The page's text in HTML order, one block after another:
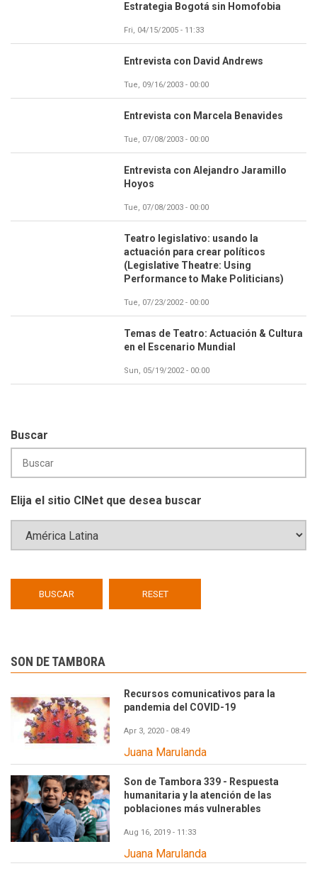
Estrategia Bogotá sin Homofobia
Fri, 04/15/2005 - 11:33
Entrevista con David Andrews
Tue, 09/16/2003 - 00:00
Entrevista con Marcela Benavides
Tue, 07/08/2003 - 00:00
Entrevista con Alejandro Jaramillo
Hoyos
Tue, 07/08/2003 - 00:00
Teatro legislativo: usando la
actuación para crear políticos
(Legislative Theatre: Using
Performance to Make Politicians)
Tue, 07/23/2002 - 00:00
Temas de Teatro: Actuación & Cultura
en el Escenario Mundial
Sun, 05/19/2002 - 00:00
Buscar
Elija el sitio CINet que desea buscar
SON DE TAMBORA
Recursos comunicativos para la
pandemia del COVID-19
Apr 3, 2020 - 08:49
Juana Marulanda
Son de Tambora 339 - Respuesta
humanitaria y la atención de las
poblaciones más vulnerables
Aug 16, 2019 - 11:33
Juana Marulanda